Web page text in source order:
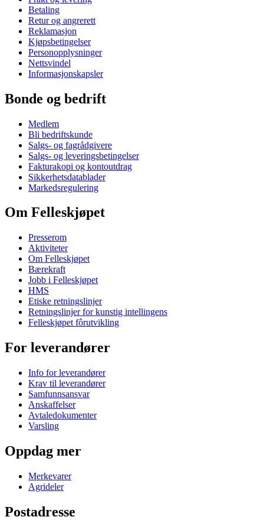
Betaling
Retur og angrerett
Reklamasjon
Kjøpsbetingelser
Personopplysninger
Nettsvindel
Informasjonskapsler
Bonde og bedrift
Medlem
Bli bedriftskunde
Salgs- og fagrådgivere
Salgs- og leveringsbetingelser
Fakturakopi og kontoutdrag
Sikkerhetsdatablader
Markedsregulering
Om Felleskjøpet
Presserom
Aktiviteter
Om Felleskjøpet
Bærekraft
Jobb i Felleskjøpet
HMS
Etiske retningslinjer
Retningslinjer for kunstig intellingens
Felleskjøpet fôrutvikling
For leverandører
Info for leverandører
Krav til leverandører
Samfunnsansvar
Anskaffelser
Avtaledokumenter
Varsling
Oppdag mer
Merkevarer
Agrideler
Postadresse